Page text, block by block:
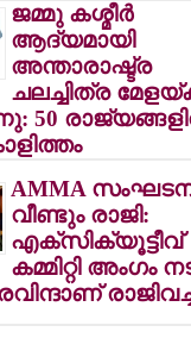
ജമ്മു കശ്മീര്‍
ആദ്യമായി
അന്താരാഷ്ട്ര
ചലച്ചിത്ര
50
AMMA
വീണ്ടും രാജി:
എക്‌സിക്യൂട്ടീവ്
കമ്മിറ്റി അംഗം